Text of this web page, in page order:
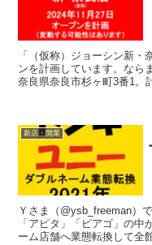
「（仮称）ジョーシン新
ンを計画しています。なら
奈良県奈良市杉ヶ町3番1。
ル、駐車場：82台、駐輪
新店・開業
Ｙさま（@ysb_freeman）です。 ユニーが運営する総
「アピタ」「ピアゴ」の
ーム店舗へ業態転換して全